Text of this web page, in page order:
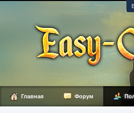
Главная Форум